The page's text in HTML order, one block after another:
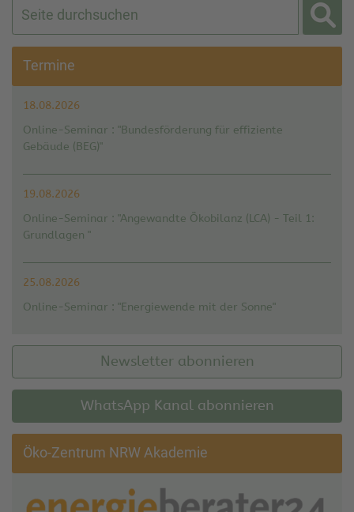
Termine
18.08.2026
Online-Seminar : "Bundesförderung für effiziente
Gebäude (BEG)"
19.08.2026
Online-Seminar : "Angewandte Ökobilanz (LCA) - Teil 1:
Grundlagen "
25.08.2026
Online-Seminar : "Energiewende mit der Sonne"
Newsletter abonnieren
WhatsApp Kanal abonnieren
Öko-Zentrum NRW Akademie